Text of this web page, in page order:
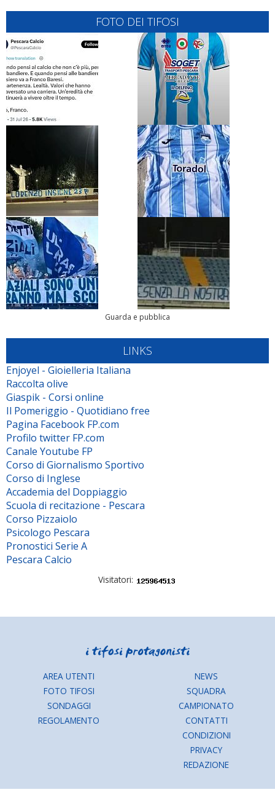
FOTO DEI TIFOSI
Guarda e pubblica
LINKS
Enjoyel - Gioielleria Italiana
Raccolta olive
Giaspik - Corsi online
Il Pomeriggio - Quotidiano free
Pagina Facebook FP.com
Profilo twitter FP.com
Canale Youtube FP
Corso di Giornalismo Sportivo
Corso di Inglese
Accademia del Doppiaggio
Scuola di recitazione - Pescara
Corso Pizzaiolo
Psicologo Pescara
Pronostici Serie A
Pescara Calcio
Visitatori:
AREA UTENTI
FOTO TIFOSI
SONDAGGI
REGOLAMENTO
NEWS
SQUADRA
CAMPIONATO
CONTATTI
CONDIZIONI
PRIVACY
REDAZIONE